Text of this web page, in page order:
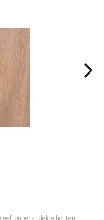
onbehandelde houten